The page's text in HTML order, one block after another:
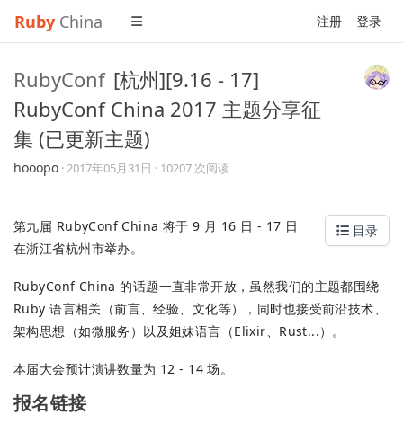
Ruby China 注册 登录
RubyConf [杭州][9.16 - 17]
RubyConf China 2017 主题分享征
集 (已更新主题)
hooopo ·2017年05月31日 · 10207 次阅读
目录
第九届 RubyConf China 将于 9 月 16 日 - 17 日
在浙江省杭州市举办。
RubyConf China 的话题一直非常开放，虽然我们的主题都围绕
Ruby 语言相关（前言、经验、文化等），同时也接受前沿技术、
架构思想（如微服务）以及姐妹语言（Elixir、Rust...）。
本届大会预计演讲数量为 12 - 14 场。
报名链接